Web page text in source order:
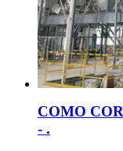
COMO
- .